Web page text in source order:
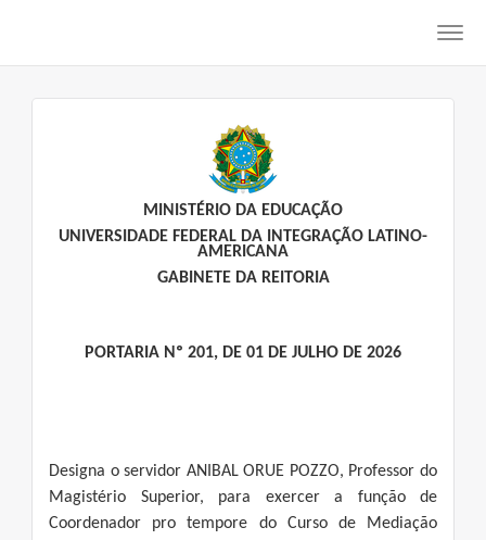
MINISTÉRIO DA EDUCAÇÃO
UNIVERSIDADE FEDERAL DA INTEGRAÇÃO LATINO-
AMERICANA
GABINETE DA REITORIA
PORTARIA Nº 201, DE 01 DE JULHO DE 2026
Designa o servidor ANIBAL ORUE POZZO, Professor do
Magistério Superior, para exercer a função de
Coordenador pro tempore do Curso de Mediação